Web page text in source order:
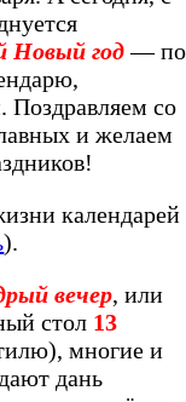
Новый год— по
Поздравляем со
и желаем
календарей
).
вечер, или
стол 13
многие и
дань